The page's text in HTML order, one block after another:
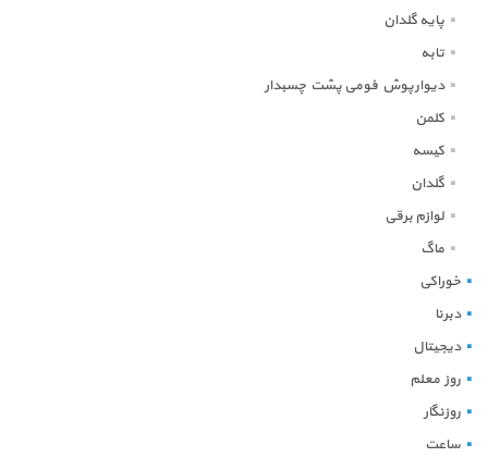
پایه گلدان
تابه
دیوارپوش فومی پشت چسبدار
کلمن
کیسه
گلدان
لوازم برقی
ماگ
خوراکی
دبرنا
دیجیتال
روز معلم
روزنگار
ساعت